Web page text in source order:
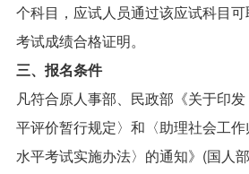
个科目，应试人员通过该应试科目
考试成绩合格证明。
三、报名条件
凡符合原人事部、民政部《关于印
平评价暂行规定〉和〈助理社会工
水平考试实施办法〉的通知》(国人